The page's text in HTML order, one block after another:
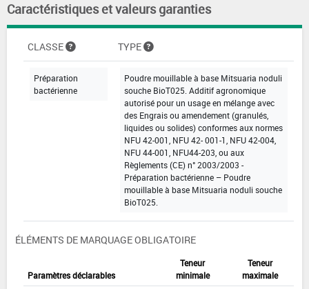
Caractéristiques et valeurs garanties
CLASSE TYPE
Préparation
bactérienne
Poudre mouillable à base Mitsuaria noduli
souche BioT025. Additif agronomique
autorisé pour un usage en mélange avec
des Engrais ou amendement (granulés,
liquides ou solides) conformes aux normes
NFU 42-001, NFU 42- 001-1, NFU 42-004,
NFU 44-001, NFU44-203, ou aux
Règlements (CE) n° 2003/2003 -
Préparation bactérienne – Poudre
mouillable à base Mitsuaria noduli souche
BioT025.
ÉLÉMENTS DE MARQUAGE OBLIGATOIRE
Paramètres déclarables
Teneur
minimale
Teneur
maximale